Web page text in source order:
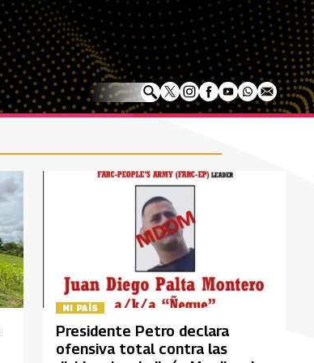
MI PAÍS
Presidente Petro declara
ofensiva total contra las